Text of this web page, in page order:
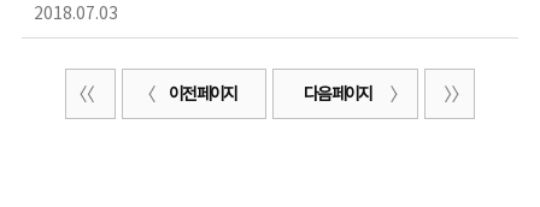
2018.07.03
이전 페이지 다음 페이지